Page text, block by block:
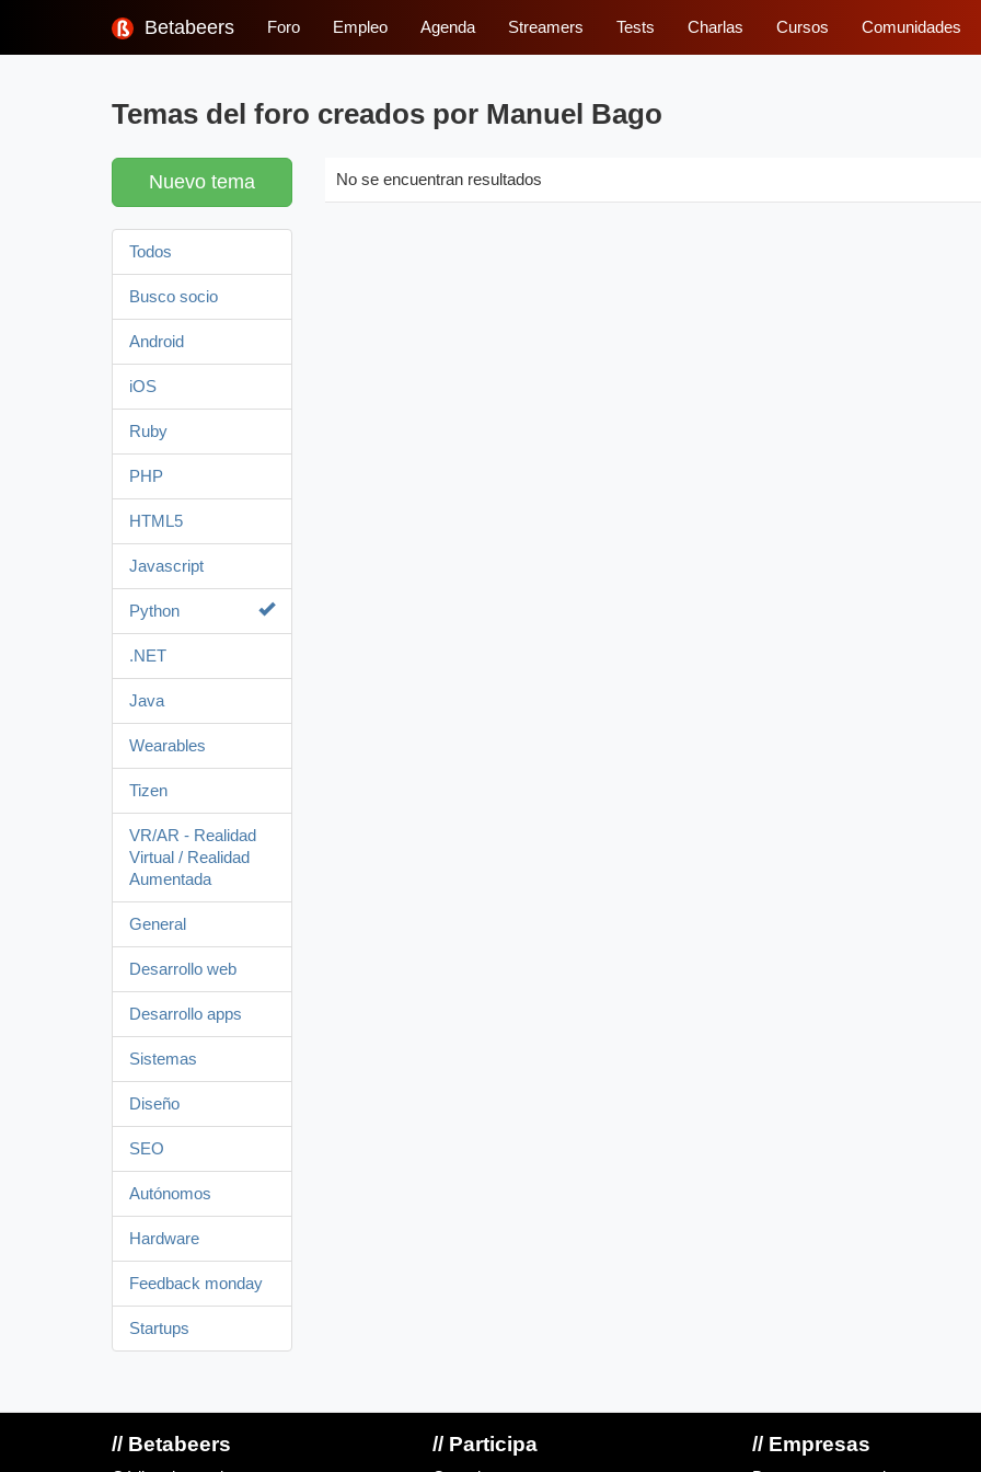
Betabeers Foro Empleo Agenda Streamers Tests Charlas Cursos Comunidades
Temas del foro creados por Manuel Bago
Nuevo tema
Todos
Busco socio
Android
iOS
Ruby
PHP
HTML5
Javascript
Python
.NET
Java
Wearables
Tizen
VR/AR - Realidad
Virtual / Realidad
Aumentada
General
Desarrollo web
Desarrollo apps
Sistemas
Diseño
SEO
Autónomos
Hardware
Feedback monday
Startups
No se encuentran resultados
// Betabeers // Participa // Empresas